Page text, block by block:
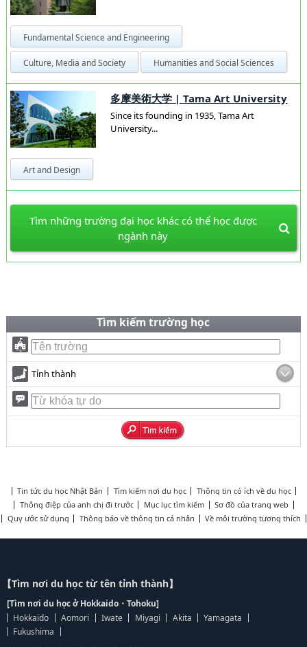
Fundamental Science and Engineering
Culture, Media and Society Humanities and Social Sciences
多摩美術大学 |Tama Art University
Since its founding in 1935, Tama Art
University...
Art and Design
Tìm những trường đại học khác có thể học được
ngành này
Tìm kiếm trường học
Tỉnh thành
Tin tức du học Nhật Bản Tìm kiếm nơi du học
Thông tin có ích về du học
Thông điệp của anh chị đi trước
Mục lục tìm kiếm
Sơ đồ của trang web
Quy ước sử dụng
Thông báo về thông tin cá nhân Về môi trường tương thích
【Tìm nơi du học từ tên tỉnh thành】
[Tìm nơi du học ở Hokkaido・Tohoku]
Hokkaido
Aomori Iwate Miyagi Akita
Yamagata
Fukushima